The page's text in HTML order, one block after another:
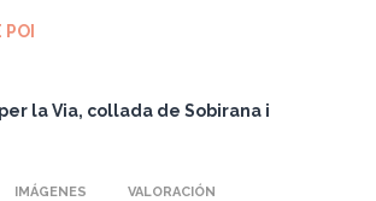
POI
la Via, collada de Sobirana i
IMÁGENES VALORACIÓN